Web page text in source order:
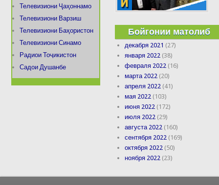
Телевизиони Ҷаҳоннамо
Телевизиони Варзиш
Телевизиони Баҳористон
Телевизиони Синамо
Радиои Тоҷикистон
Садои Душанбе
Бойгонии матолиб
декабря 2021 (27)
января 2022 (38)
февраля 2022 (16)
марта 2022 (20)
апреля 2022 (41)
мая 2022 (103)
июня 2022 (172)
июля 2022 (29)
августа 2022 (160)
сентября 2022 (169)
октября 2022 (50)
ноября 2022 (23)